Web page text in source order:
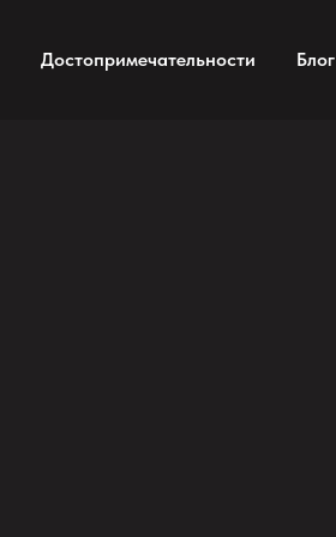
Достопримечательности Блог